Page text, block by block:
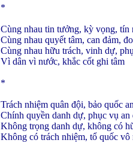
*
Cùng nhau tin tưởng, kỳ vọng, tín
Cùng nhau quyết tâm, can đảm,
Cùng nhau hữu trách, vinh dự,
Vì dân vì nước, khắc cốt ghi tâm
*
Trách nhiệm quân đội, bảo quốc
Chính quyền danh dự, phục vụ an
Không trọng danh dự, không có
Không có trách nhiệm, tổ quốc vô